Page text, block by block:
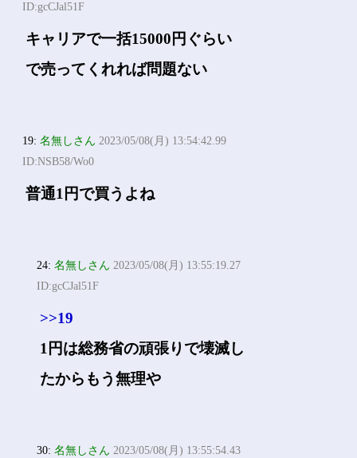
ID:gcCJal51F
キャリアで一括15000円ぐらい
で売ってくれれば問題ない
19:名無しさん 2023/05/08(月) 13:54:42.99
ID:NSB58/Wo0
普通1円で買うよね
24:名無しさん 2023/05/08(月) 13:55:19.27
ID:gcCJal51F
>>19
1円は総務省の頑張りで壊滅し
たからもう無理や
30:名無しさん 2023/05/08(月) 13:55:54.43